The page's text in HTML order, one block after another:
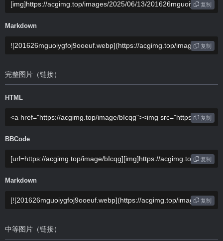
复制
Markdown
复制
完整图片（链接）
HTML
复制
BBCode
复制
Markdown
复制
中等图片（链接）